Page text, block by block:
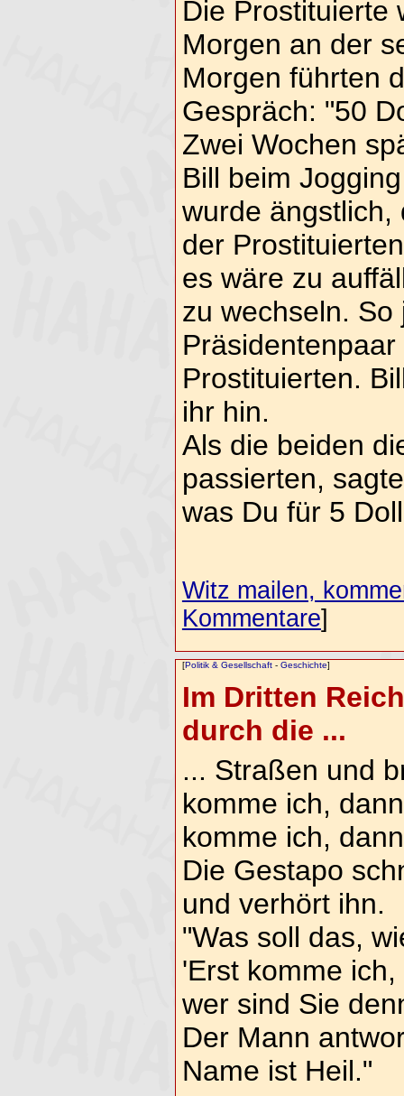
Die Prostituierte
Morgen an der
Morgen führten
Gespräch: "50
Zwei Wochen
Bill beim
wurde ängstlich,
der
es wäre zu
zu wechseln. So
Prostituierten.
ihr hin.
Als die beiden
passierten,
was Du für 5
Witz mailen,
Kommentare]
[Politik & Gesellschaft- Geschichte]
Im Dritten
durch die ...
... Straßen und
komme ich,
komme ich,
Die Gestapo
und verhört ihn.
"Was soll das,
'Erst komme
wer sind Sie
Der Mann
Name ist Heil."